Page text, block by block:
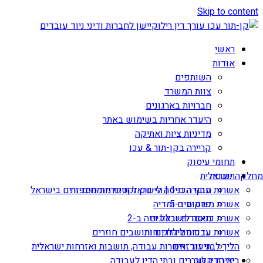
Skip to content
ראשי
אודות
השותפים
צוות המשרד
חברויות בארגונים
היעדר אחריות בשימוש באתר
מדיניות ציות ואתיקה
קריירה בקן-תור & עכו
תחומי עיסוק
מחלקה ישראלית
אשרות עבודה ב-1 | הי-טק וקטגוריות נוספות
אשרת משקיע ב-5
אשרת כניסה לישראל ויזה ב-2
אשרות עבודה ליהודים ותושבים חוזרים
הליך לבני זוג זרים
תובנות
חוקי הכניסה לישראל ודיני מומחים זרים בישראל
פרסומים ומדיה
מאמרים ובלוגים
עדכונים ללקוחות
תיעוד: אשרות עבודה, תושבות ואזרחות ישראלית